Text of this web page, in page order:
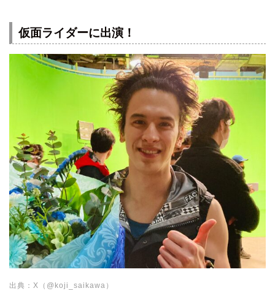
仮面ライダーに出演！
出典：X（@koji_saikawa）